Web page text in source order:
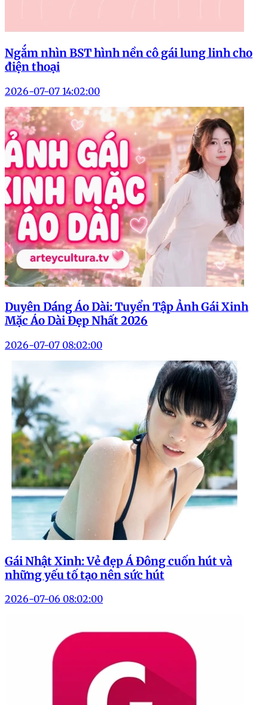
Ngắm nhìn BST hình nền cô gái lung linh cho
điện thoại
2026-07-07 14:02:00
Duyên Dáng Áo Dài: Tuyển Tập Ảnh Gái Xinh
Mặc Áo Dài Đẹp Nhất 2026
2026-07-07 08:02:00
Gái Nhật Xinh: Vẻ đẹp Á Đông cuốn hút và
những yếu tố tạo nên sức hút
2026-07-06 08:02:00